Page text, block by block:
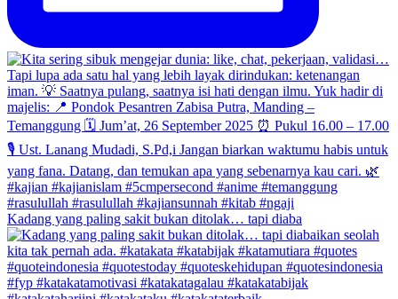
Kadang yang paling sakit bukan ditolak… tapi diaba